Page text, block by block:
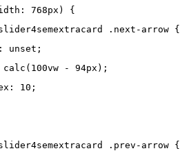
768px) {
.next-arrow {
unset;
- 94px);
10;
.prev-arrow {